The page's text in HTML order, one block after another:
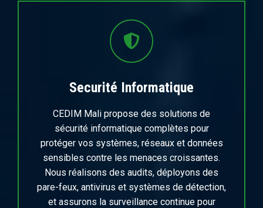
Securité Informatique
CEDIM Mali propose des solutions de
sécurité informatique complètes pour
protéger vos systèmes, réseaux et données
sensibles contre les menaces croissantes.
Nous réalisons des audits, déployons des
pare-feux, antivirus et systèmes de détection,
et assurons la surveillance continue pour